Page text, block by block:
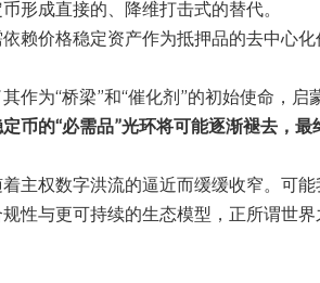
形成直接的、降维打击式的替代。
赖价格稳定资产作为抵押品的去中心化
作为“桥梁”和“催化剂”的初始使命，启
币的“必需品”光环将可能逐渐褪去，最
主权数字洪流的逼近而缓缓收窄。可能
性与更可持续的生态模型，正所谓世界